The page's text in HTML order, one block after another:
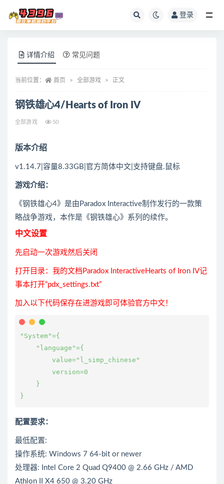
登录
详情介绍 常见问题
当前位置： 首页 全部游戏 正文
钢铁雄心4/Hearts of Iron IV
全部游戏 50
版本介绍
v1.14.7|容量8.33GB|官方简体中文|支持键盘.鼠标
游戏介绍：
《钢铁雄心4》是由Paradox Interactive制作发行的一款策
略战争游戏，本作是《钢铁雄心》系列的续作。
中文设置
先启动一次游戏然后关闭
打开目录：我的文档Paradox InteractiveHearts of Iron IV记
事本打开“pdx_settings.txt”
加入以下代码保存在进游戏即可体验官方中文！
"System"={
"language"={
value="l_simp_chinese"
version=0
}
}
配置要求：
最低配置:
操作系统: Windows 7 64-bit or newer
处理器: Intel Core 2 Quad Q9400 @ 2.66 GHz / AMD
Athlon II X4 650 @ 3.20 GHz